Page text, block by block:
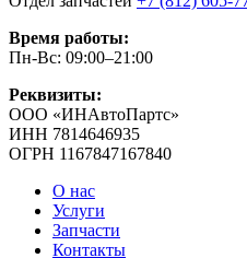
Время работы:
Пн-Вс: 09:00–21:00
Реквизиты:
ООО «ИНАвтоПартс»
ИНН 7814646935
ОГРН 1167847167840
О нас
Услуги
Запчасти
Контакты